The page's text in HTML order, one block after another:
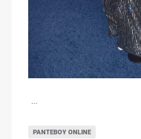
…
ΡΑΝΤΕΒΟΎ ONLINE